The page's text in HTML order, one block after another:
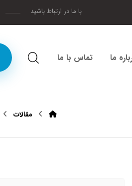
با ما در ارتباط باشید
ما تماس با ما
مقالات